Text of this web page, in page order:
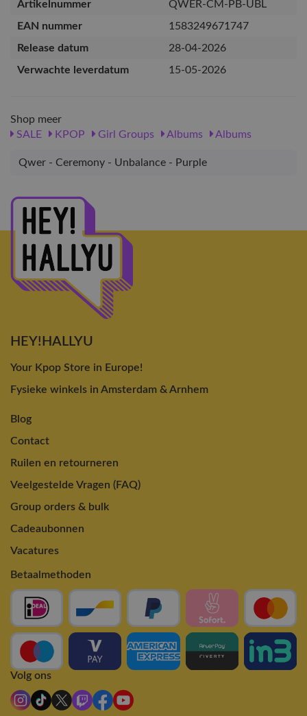
Artikelnummer
QWER-CM-PB-UBL
EAN nummer
1583249671747
Release datum
28-04-2026
Verwachte leverdatum
15-05-2026
Shop meer
SALE
KPOP Girl Groups Albums Albums
Qwer - Ceremony - Unbalance - Purple
HEY!HALLYU
Your Kpop Store in Europe!
Fysieke winkels in Amsterdam & Arnhem
Blog
Contact
Ruilen en retourneren
Veelgestelde Vragen (FAQ)
Group orders & bulk
Cadeaubonnen
Vacatures
Betaalmethoden
Volg ons